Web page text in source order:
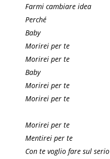
Farmi cambiare idea
Perché
Baby
Morirei per te
Morirei per te
Baby
Morirei per te
Morirei per te
Morirei per te
Mentirei per te
Con te voglio fare sul serio